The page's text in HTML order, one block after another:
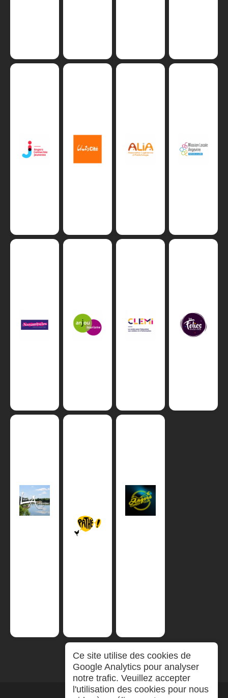
Ce site utilise des cookies de
Google Analytics pour analyser
notre trafic. Veuillez accepter
l'utilisation des cookies pour nous